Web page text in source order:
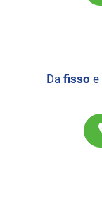
Da fisso e